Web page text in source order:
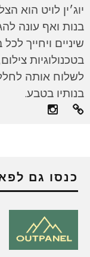
יוג׳ין לויט הוא
בנות ואף עונה
שיניים ויחייך
בטכנולוגיות
לשלוח אותה
בנותיו בטבע.
כנסו גם